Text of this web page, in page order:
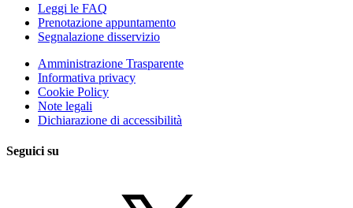
Leggi le FAQ
Prenotazione appuntamento
Segnalazione disservizio
Amministrazione Trasparente
Informativa privacy
Cookie Policy
Note legali
Dichiarazione di accessibilità
Seguici su